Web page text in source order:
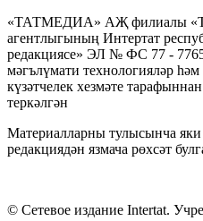
«ТАТМЕДИА» АҖ филиалы
агентлыгының Интертат
редакциясе» ЭЛ № ФС 77 -
мәгълүмати технологияләр
күзәтчелек хезмәте
теркәлгән
Материалларны тулысынча
редакциядән язмача рөхсәт
© Сетевое издание Intertat.